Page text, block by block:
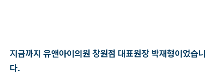
지금까지 유앤아이의원 창원점 대표원장 박재형이었습니
다.